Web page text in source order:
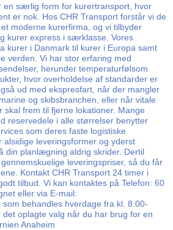
særlig form for kurertransport, hvor
er nok. Hos CHR Transport forstår vi de
moderne kurerfirma, og vi tilbyder
kurer express i særklasse. Vores
kurer i Danmark til kurer i Europa samt
verden. Vi har stor erfaring med
herunder temperaturfølsom
hvor overholdelse af standarder er
ud med ekspresfart, når der mangler
og skibsbranchen, eller når vitale
skal frem til fjerne lokationer. Mange
reservedele i alle størrelser benytter
som deres faste logistiske
alsidige leveringsformer og yderst
din planlægning aldrig skrider. Dertil
leveringspriser, så du får
Kontakt CHR Transport 24 timer i
tilbud. Vi kan kontaktes på Telefon: 60
eller via E-mail:
behandles hverdage fra kl. 8:00-
det oplagte valg når du har brug for en
Anaheim